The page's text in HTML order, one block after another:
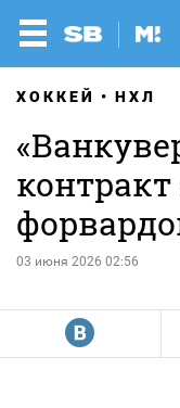
ХОККЕЙ НХЛ
03 июня 2026 02:56
R